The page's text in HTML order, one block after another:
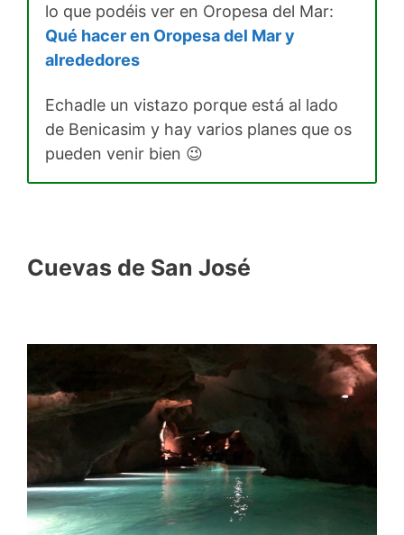
lo que podéis ver en Oropesa del Mar:
Qué hacer en Oropesa del Mar y
alrededores
Echadle un vistazo porque está al lado
de Benicasim y hay varios planes que os
pueden venir bien 😉
Cuevas de San José